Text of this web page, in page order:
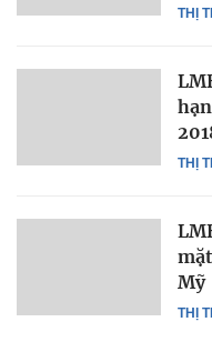
THỊ
THỊ
THỊ
Mỹ